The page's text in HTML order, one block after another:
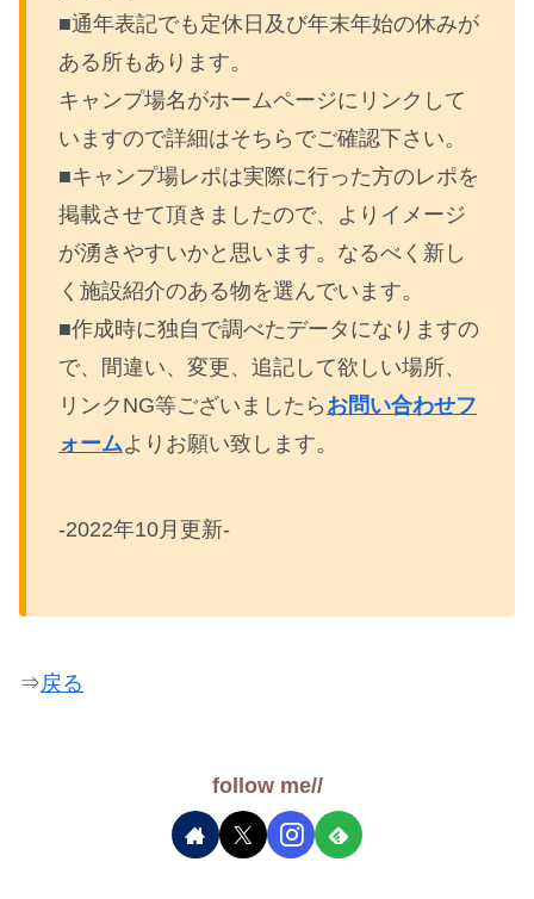
■通年表記でも定休日及び年末年始の休みが
ある所もあります。
キャンプ場名がホームページにリンクして
いますので詳細はそちらでご確認下さい。
■キャンプ場レポは実際に行った方のレポを
掲載させて頂きましたので、よりイメージ
が湧きやすいかと思います。なるべく新し
く施設紹介のある物を選んでいます。
■作成時に独自で調べたデータになりますの
で、間違い、変更、追記して欲しい場所、
リンクNG等ございましたら お問い合わせフ
ォームよりお願い致します。
-2022年10月更新-
⇒戻る
follow me//